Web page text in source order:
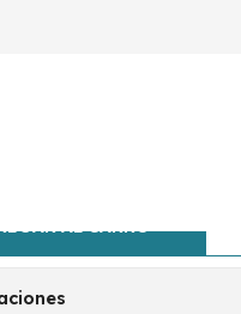
de Anclas
Sin
AL CARRO